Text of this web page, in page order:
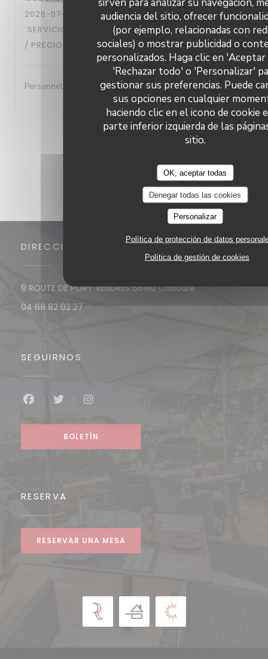
audiencia del sitio, ofrecer
(por ejemplo, relacionadas con
sociales) o mostrar publicidad o
personalizados. Haga clic en
'Rechazar todo' o 'Personalizar'
gestionar sus preferencias. Puede
sus opciones en cualquier
haciendo clic en el icono de cookie
parte inferior izquierda de las
sitio.
OK, aceptar todas
Denegar todas las cookies
Personalizar
Política de protección de datos
Política de gestión de cookies
2026-07-29
- 13:30 - INVITADOS 6
SERVICIO
AMBIENTE : 5/5 MENÚ: 5/5 CALIDAD
/ PRECIO
Personnel très accueillant- A l'écoute- excellent repas
1 2 3
DIRECCIÓN
9 ROUTE DE PORT VENDRES 66190 Collioure((abre en una
04 68 82 02 27
SEGUIRNOS
Facebook ((abre en una nueva ventana))
BOLETÍN
RESERVA
RESERVAR UNA MESA